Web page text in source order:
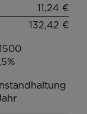
11,24 €
132,42 €